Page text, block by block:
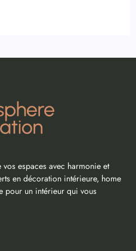
espaces avec harmonie et
en décoration intérieure, home
pour un intérieur qui vous